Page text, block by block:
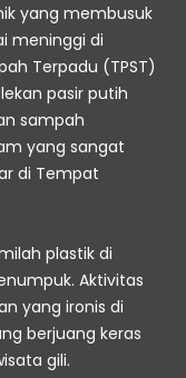
yang membusuk
meninggi di
Terpadu (TPST)
pasir putih
sampah
yang sangat
di Tempat
plastik di
Aktivitas
yang ironis di
berjuang keras
gili.